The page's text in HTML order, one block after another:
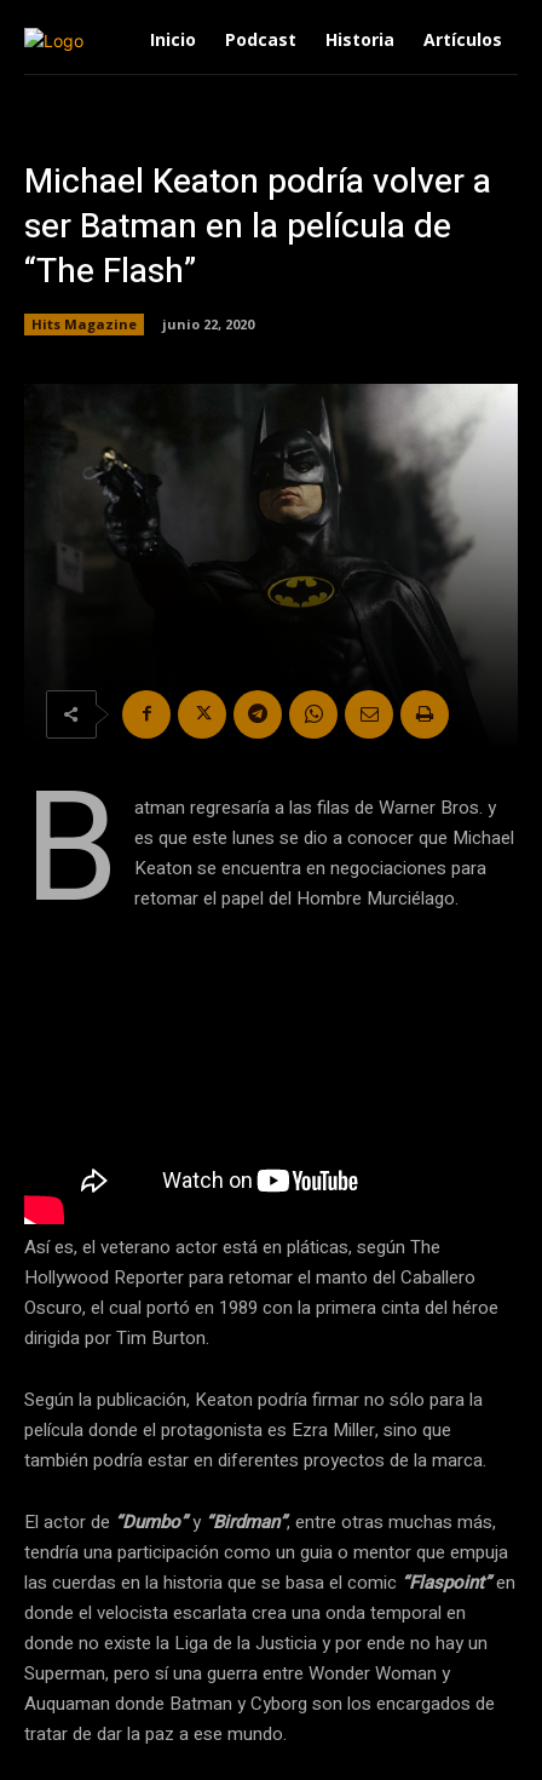
Inicio Podcast Historia Artículos
Michael Keaton podría volver a
ser Batman en la película de
“The Flash”
Hits Magazine junio 22, 2020
B
atman regresaría a las filas de Warner Bros. y
es que este lunes se dio a conocer que Michael
Keaton se encuentra en negociaciones para
retomar el papel del Hombre Murciélago.
Así es, el veterano actor está en pláticas, según The
Hollywood Reporter para retomar el manto del Caballero
Oscuro, el cual portó en 1989 con la primera cinta del héroe
dirigida por Tim Burton.
Según la publicación, Keaton podría firmar no sólo para la
película donde el protagonista es Ezra Miller, sino que
también podría estar en diferentes proyectos de la marca.
El actor de “Dumbo”y “Birdman”, entre otras muchas más,
tendría una participación como un guia o mentor que empuja
las cuerdas en la historia que se basa el comic “Flaspoint”en
donde el velocista escarlata crea una onda temporal en
donde no existe la Liga de la Justicia y por ende no hay un
Superman, pero sí una guerra entre Wonder Woman y
Auquaman donde Batman y Cyborg son los encargados de
tratar de dar la paz a ese mundo.